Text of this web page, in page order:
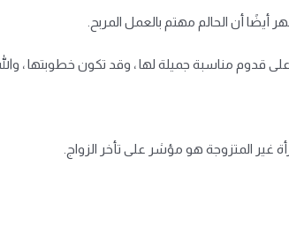
أن الحالم مهتم بالعمل المربح.
قدوم مناسبة جميلة لها ، وقد تكون خطوبتها ،
المتزوجة هو مؤشر على تأخر الزواج.